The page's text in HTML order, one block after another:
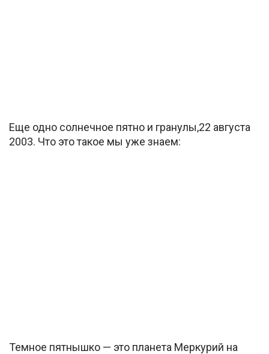
Еще одно солнечное пятно и гранулы,22 августа
2003. Что это такое мы уже знаем:
Темное пятнышко — это планета Меркурий на